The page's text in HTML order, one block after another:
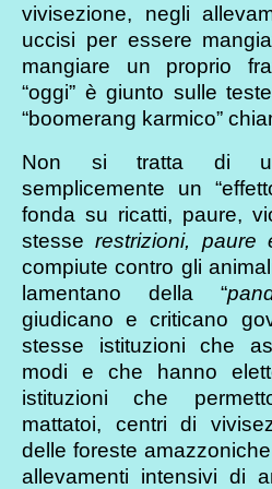
vivisezione, negli
uccisi per essere
mangiare un proprio
“oggi” è giunto sulle
“boomerang karmico”
Non si tratta di
semplicemente un
fonda su ricatti, paure,
stesserestrizioni, paure
compiute contro gli
lamentano della “
giudicano e criticano
stesse istituzioni che
modi e che hanno
istituzioni che
mattatoi, centri di
delle foreste
allevamenti intensivi di